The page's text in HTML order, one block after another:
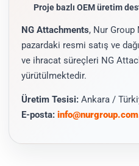
Proje bazlı OEM üretim
NG Attachments, Nur Group
pazardaki resmi satış ve
ve ihracat süreçleri NG
yürütülmektedir.
Üretim Tesisi: Ankara /
E-posta: